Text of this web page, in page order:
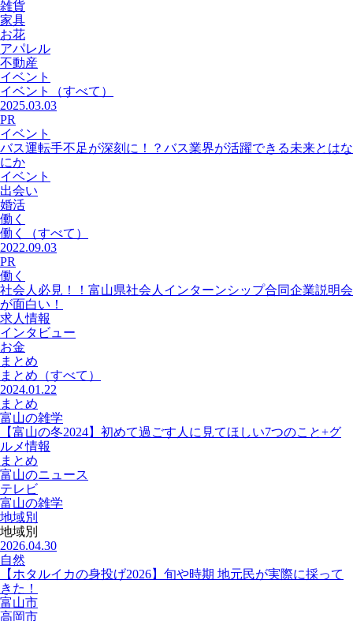
雑貨
家具
お花
アパレル
不動産
イベント
イベント
（すべて）
2025.03.03
PR
イベント
バス運転手不足が深刻に！？バス業界が活躍できる未来とはな
にか
イベント
出会い
婚活
働く
働く
（すべて）
2022.09.03
PR
働く
社会人必見！！富山県社会人インターンシップ合同企業説明会
が面白い！
求人情報
インタビュー
お金
まとめ
まとめ （すべて）
2024.01.22
まとめ
富山の雑学
【富山の冬2024】初めて過ごす人に見てほしい7つのこと+グ
ルメ情報
まとめ
富山のニュース
テレビ
富山の雑学
地域別
地域別
2026.04.30
自然
【ホタルイカの身投げ2026】旬や時期 地元民が実際に採って
きた！
富山市
高岡市